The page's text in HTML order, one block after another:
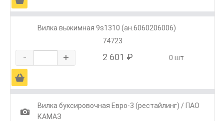
Вилка выжимная 9s1310 (ан.6060206006)
74723
- + 2 601 ₽ 0 шт.
Ä
1
Вилка буксировочная Евро-3 (рестайлинг) / ПАО
КАМАЗ